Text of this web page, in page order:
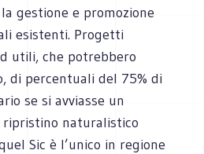
gestione e promozione
esistenti. Progetti
utili, che potrebbero
di percentuali del 75% di
se si avviasse un
naturalistico
Sic è l’unico in regione